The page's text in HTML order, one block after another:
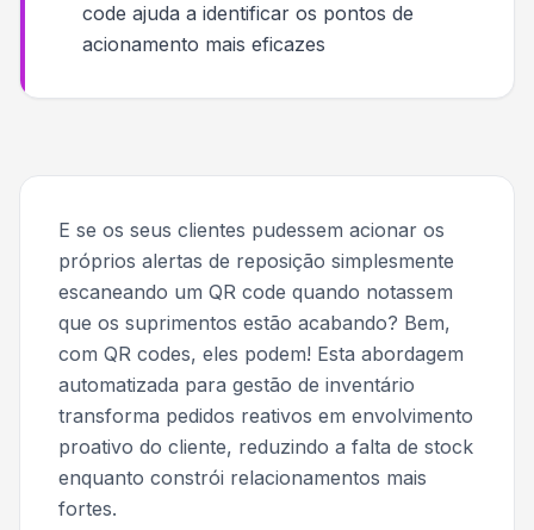
code ajuda a identificar os pontos de
acionamento mais eficazes
E se os seus clientes pudessem acionar os
próprios alertas de reposição simplesmente
escaneando um QR code quando notassem
que os suprimentos estão acabando? Bem,
com QR codes, eles podem! Esta abordagem
automatizada para gestão de inventário
transforma pedidos reativos em envolvimento
proativo do cliente, reduzindo a falta de stock
enquanto constrói relacionamentos mais
fortes.